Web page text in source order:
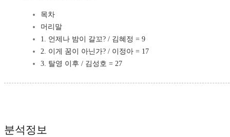
목차
머리말
1. 언제나 밤이 갈꼬? / 김혜정 = 9
2. 이게 꿈이 아닌가? / 이정아 = 17
3. 탈영 이후 / 김성호 = 27
분석정보